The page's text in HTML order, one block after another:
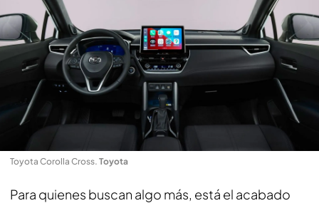
Toyota Corolla Cross. Toyota
Para quienes buscan algo más, está el acabado